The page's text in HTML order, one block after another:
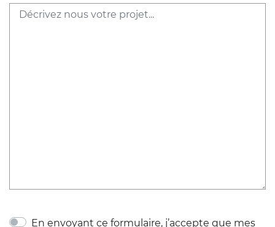
Message
En envoyant ce formulaire, j’accepte que mes